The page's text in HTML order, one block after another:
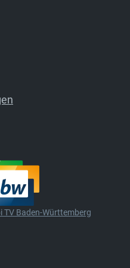
TV Baden-Württemberg